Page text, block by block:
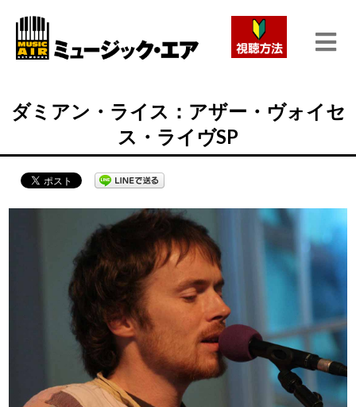
ダミアン・ライス：アザー・ヴォイセ
ス・ライヴSP